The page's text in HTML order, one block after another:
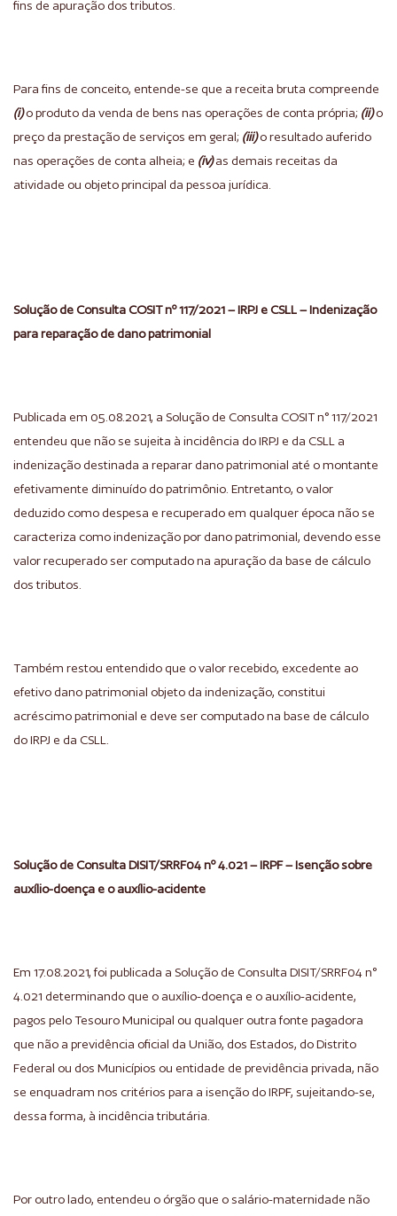
fins de apuração dos tributos.
Para fins de conceito, entende-se que a receita bruta compreende
(i)o produto da venda de bens nas operações de conta própria; (ii)o
preço da prestação de serviços em geral; (iii)o resultado auferido
nas operações de conta alheia; e (iv)as demais receitas da
atividade ou objeto principal da pessoa jurídica.
Solução de Consulta COSIT nº 117/2021 – IRPJ e CSLL – Indenização
para reparação de dano patrimonial
Publicada em 05.08.2021, a Solução de Consulta COSIT n° 117/2021
entendeu que não se sujeita à incidência do IRPJ e da CSLL a
indenização destinada a reparar dano patrimonial até o montante
efetivamente diminuído do patrimônio. Entretanto, o valor
deduzido como despesa e recuperado em qualquer época não se
caracteriza como indenização por dano patrimonial, devendo esse
valor recuperado ser computado na apuração da base de cálculo
dos tributos.
Também restou entendido que o valor recebido, excedente ao
efetivo dano patrimonial objeto da indenização, constitui
acréscimo patrimonial e deve ser computado na base de cálculo
do IRPJ e da CSLL.
Solução de Consulta DISIT/SRRF04 nº 4.021 – IRPF – Isenção sobre
auxílio-doença e o auxílio-acidente
Em 17.08.2021, foi publicada a Solução de Consulta DISIT/SRRF04 n°
4.021 determinando que o auxílio-doença e o auxílio-acidente,
pagos pelo Tesouro Municipal ou qualquer outra fonte pagadora
que não a previdência oficial da União, dos Estados, do Distrito
Federal ou dos Municípios ou entidade de previdência privada, não
se enquadram nos critérios para a isenção do IRPF, sujeitando-se,
dessa forma, à incidência tributária.
Por outro lado, entendeu o órgão que o salário-maternidade não